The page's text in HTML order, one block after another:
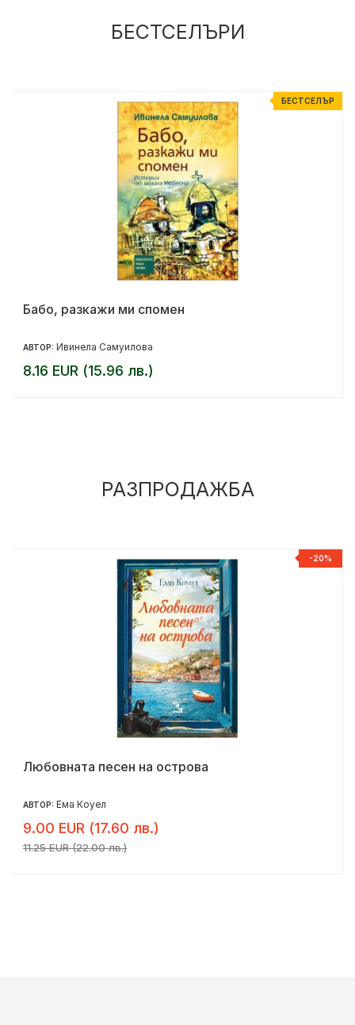
БЕСТСЕЛЪРИ
БЕСТСЕЛЪР
Бабо, разкажи ми спомен
АВТОР: Ивинела Самуилова
8.16 EUR (15.96 лв.)
РАЗПРОДАЖБА
-20%
Любовната песен на острова
АВТОР: Ема Коуел
9.00 EUR (17.60 лв.)
11.25 EUR (22.00 лв.)